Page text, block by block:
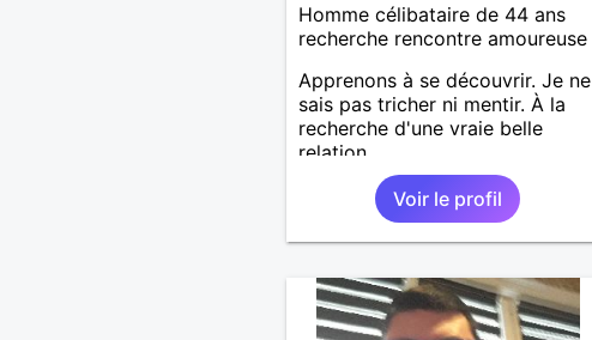
Homme célibataire de 44 ans
recherche rencontre amoureuse
Apprenons à se découvrir. Je ne
sais pas tricher ni mentir. À la
recherche d'une vraie belle
relation
Voir le profil